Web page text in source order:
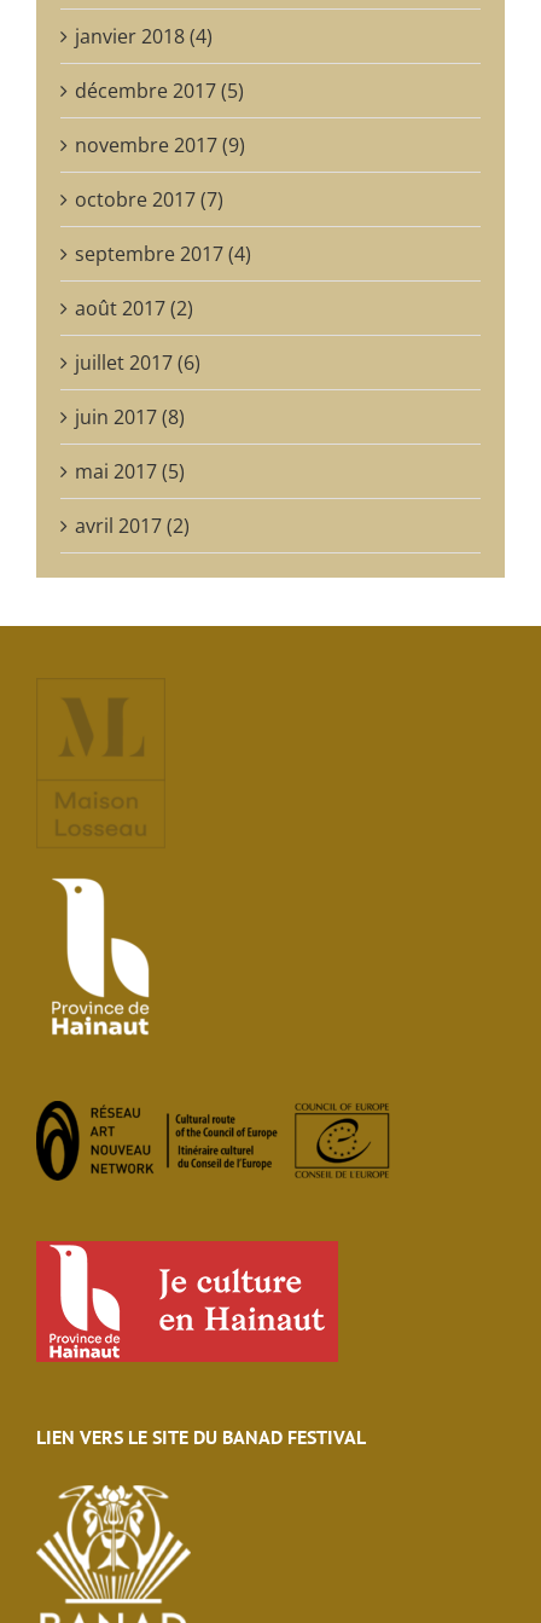
janvier 2018 (4)
décembre 2017 (5)
novembre 2017 (9)
octobre 2017 (7)
septembre 2017 (4)
août 2017 (2)
juillet 2017 (6)
juin 2017 (8)
mai 2017 (5)
avril 2017 (2)
LIEN VERS LE SITE DU BANAD FESTIVAL